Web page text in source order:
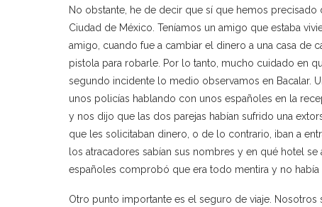
No obstante, he de decir que sí que hemos
Ciudad de México. Teníamos un amigo que estaba
amigo, cuando fue a cambiar el dinero a una casa de
pistola para robarle. Por lo tanto, mucho cuidado en
segundo incidente lo medio observamos en Bacalar.
unos policías hablando con unos españoles en la
y nos dijo que las dos parejas habían sufrido una
que les solicitaban dinero, o de lo contrario, iban a
los atracadores sabían sus nombres y en qué hotel
españoles comprobó que era todo mentira y no
Otro punto importante es el seguro de viaje.